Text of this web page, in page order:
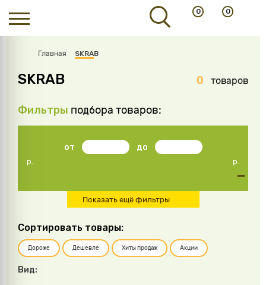
0 0
Главная SKRAB
SKRAB 0 товаров
Фильтры подбора товаров:
от до
р. р.
Показать ещё фильтры
Сортировать товары:
Дороже Дешевле Хиты продаж Акции
Вид: